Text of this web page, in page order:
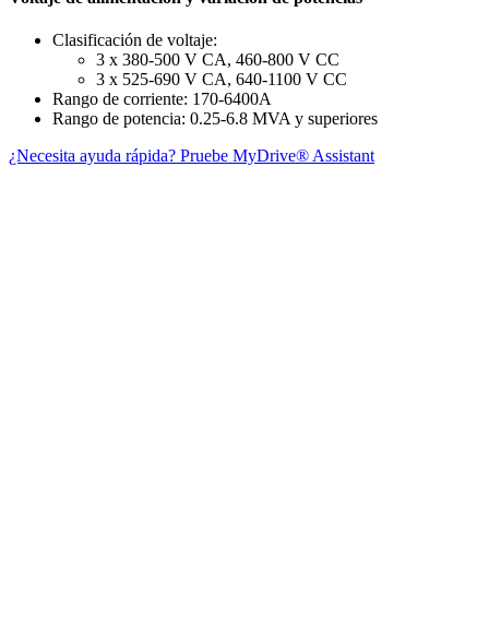
Clasificación de voltaje:
3 x 380-500 V CA, 460-800 V CC
3 x 525-690 V CA, 640-1100 V CC
Rango de corriente: 170-6400A
Rango de potencia: 0.25-6.8 MVA y superiores
¿Necesita ayuda rápida? Pruebe MyDrive® Assistant